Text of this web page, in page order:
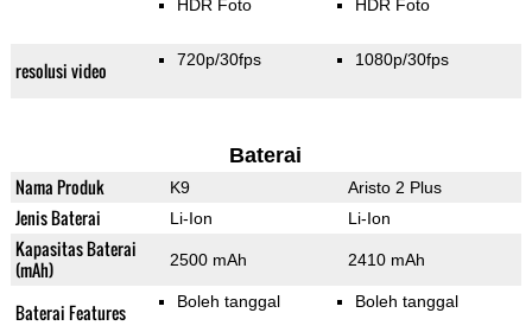
HDR Foto HDR Foto
resolusi video 720p/30fps 1080p/30fps
Baterai
Nama Produk K9 Aristo 2 Plus
Jenis Baterai Li-Ion Li-Ion
Kapasitas Baterai
(mAh)
2500 mAh 2410 mAh
Baterai Features Boleh tanggal Boleh tanggal